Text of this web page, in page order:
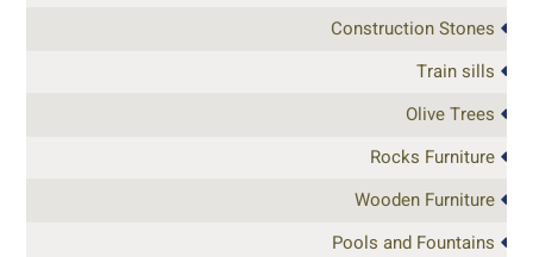
Construction Stones
Train sills
Olive Trees
Rocks Furniture
Wooden Furniture
Pools and Fountains